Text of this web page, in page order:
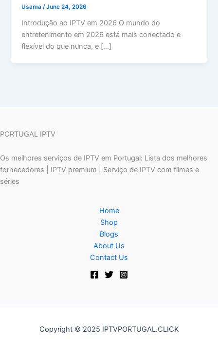
Usama/June 24, 2026
Introdução ao IPTV em 2026 O mundo do
entretenimento em 2026 está mais conectado e
flexível do que nunca, e […]
PORTUGAL IPTV
Os melhores serviços de IPTV em Portugal: Lista dos melhores
fornecedores | IPTV premium | Serviço de IPTV com filmes e
séries
Home
Shop
Blogs
About Us
Contact Us
Copyright © 2025 IPTVPORTUGAL.CLICK